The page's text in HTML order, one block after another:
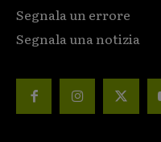
Segnala un errore
Segnala una notizia